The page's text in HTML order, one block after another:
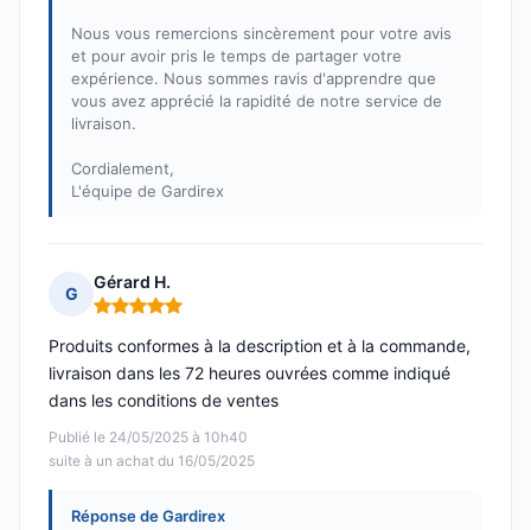
Nous vous remercions sincèrement pour votre avis
et pour avoir pris le temps de partager votre
expérience. Nous sommes ravis d'apprendre que
vous avez apprécié la rapidité de notre service de
livraison.
Cordialement,
L'équipe de Gardirex
G
Gérard H.
Note : 5 sur 5
Publié le 24/05/2025 à 10h40
suite à un achat du 16/05/2025
Produits conformes à la description et à la commande,
livraison dans les 72 heures ouvrées comme indiqué
dans les conditions de ventes
Réponse de Gardirex